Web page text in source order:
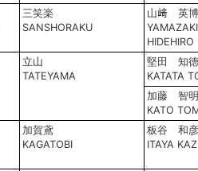
三笑楽
SANSHORAKU
山﨑 英博
YAMAZAKI
HIDEHIRO
立山
TATEYAMA
堅田 知徳
KATATA
加藤 智明
KATO
加賀鳶
KAGATOBI
板谷 和彦
ITAYA